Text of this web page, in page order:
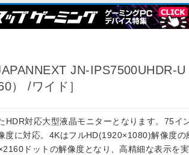
JN-IPS7500UHDR-U
） /ワイド］
HDR対応大型液晶モニターとなります。75イ
度に対応。4KはフルHD(1920×1080)解像度の
ドットの解像度となり、高精細な表示を実